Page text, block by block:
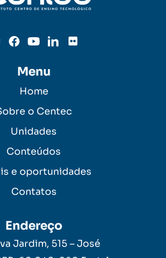
Menu
Home
o Centec
Unidades
Conteúdos
e oportunidades
Contatos
Endereço
Jardim, 515 – José